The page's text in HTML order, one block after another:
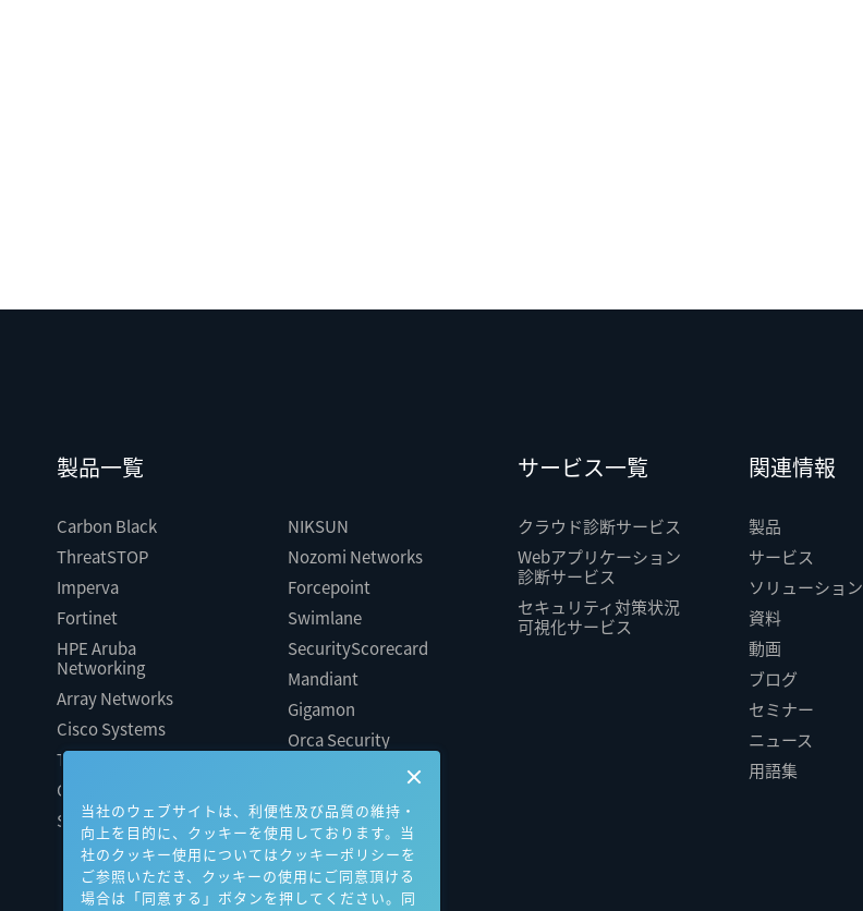
製品一覧
Carbon Black
ThreatSTOP
Imperva
Fortinet
HPE Aruba
Networking
Array Networks
Cisco Systems
Trellix（旧FireEye）
Cato Networks
Silverfort
NIKSUN
Nozomi Networks
Forcepoint
Swimlane
SecurityScorecard
Mandiant
Gigamon
Orca Security
Cloudbase
サービス一覧
クラウド診断サービス
Webアプリケーション
診断サービス
セキュリティ対策状況
可視化サービス
関連情報
製品
サービス
ソリューション
資料
動画
ブログ
セミナー
ニュース
用語集
当社のウェブサイトは、利便性及び品質の維持・
向上を目的に、クッキーを使用しております。当
社のクッキー使用についてはクッキーポリシーを
ご参照いただき、クッキーの使用にご同意頂ける
場合は「同意する」ボタンを押してください。同